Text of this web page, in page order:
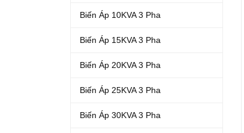
Biến Áp 10KVA 3 Pha
Biến Áp 15KVA 3 Pha
Biến Áp 20KVA 3 Pha
Biến Áp 25KVA 3 Pha
Biến Áp 30KVA 3 Pha